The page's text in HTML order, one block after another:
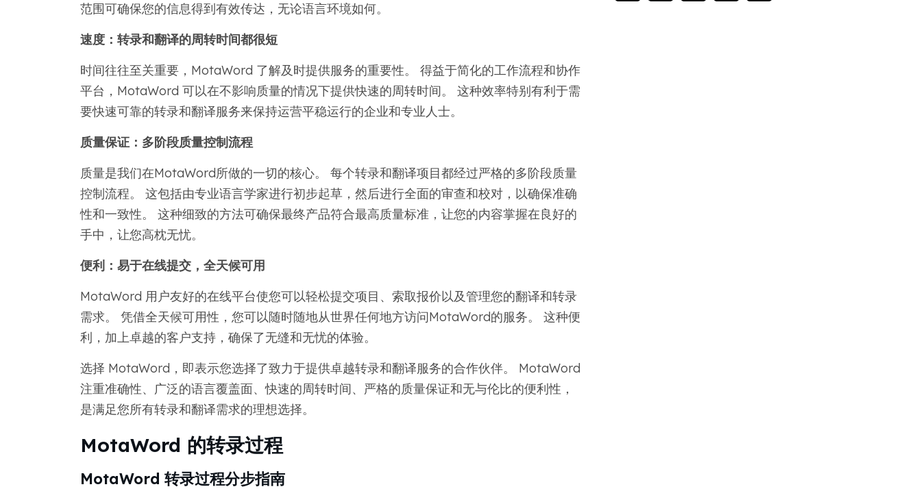
范围可确保您的信息得到有效传达，无论语言环境如何。
速度：转录和翻译的周转时间都很短
时间往往至关重要，MotaWord 了解及时提供服务的重要性。 得益于简化的工作流程和协作
平台，MotaWord 可以在不影响质量的情况下提供快速的周转时间。 这种效率特别有利于需
要快速可靠的转录和翻译服务来保持运营平稳运行的企业和专业人士。
质量保证：多阶段质量控制流程
质量是我们在MotaWord所做的一切的核心。 每个转录和翻译项目都经过严格的多阶段质量
控制流程。 这包括由专业语言学家进行初步起草，然后进行全面的审查和校对，以确保准确
性和一致性。 这种细致的方法可确保最终产品符合最高质量标准，让您的内容掌握在良好的
手中，让您高枕无忧。
便利：易于在线提交，全天候可用
MotaWord 用户友好的在线平台使您可以轻松提交项目、索取报价以及管理您的翻译和转录
需求。 凭借全天候可用性，您可以随时随地从世界任何地方访问MotaWord的服务。 这种便
利，加上卓越的客户支持，确保了无缝和无忧的体验。
选择 MotaWord，即表示您选择了致力于提供卓越转录和翻译服务的合作伙伴。 MotaWord
注重准确性、广泛的语言覆盖面、快速的周转时间、严格的质量保证和无与伦比的便利性，
是满足您所有转录和翻译需求的理想选择。
MotaWord 的转录过程
MotaWord 转录过程分步指南